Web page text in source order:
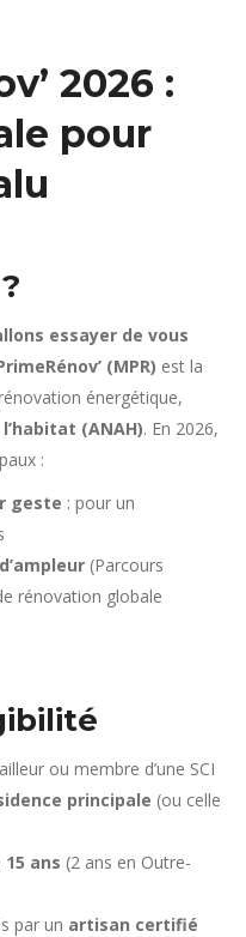
2026 :
pour
essayer de vous
(MPR) est la
énergétique,
(ANAH). En 2026,
:
geste : pour un
(Parcours
rénovation globale
ou membre d’une SCI
principale (ou celle
ans (2 ans en Outre-
par un artisan certifié